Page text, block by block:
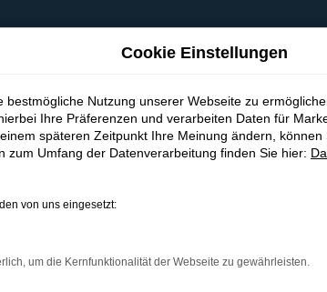
Cookie Einstellungen
bestmögliche Nutzung unserer Webseite zu
Ihre Präferenzen und verarbeiten Daten für
späteren Zeitpunkt Ihre Meinung ändern,
zum Umfang der Datenverarbeitung finden Sie hier:
von uns eingesetzt:
um die Kernfunktionalität der Webseite zu gewährleisten.